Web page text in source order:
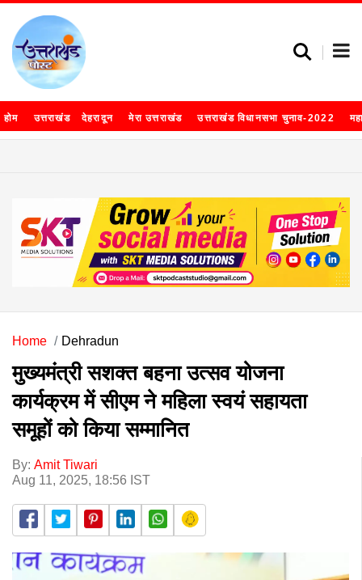
होम उत्तराखंड देहरादून मेरा उत्तराखंड उत्तराखंड विधानसभा चुनाव-2022
Home Dehradun
मुख्यमंत्री सशक्त बहना उत्सव योजना
कार्यक्रम में सीएम ने महिला स्वयं सहायता
समूहों को किया सम्मानित
By: Amit Tiwari
Aug 11, 2025, 18:56 IST